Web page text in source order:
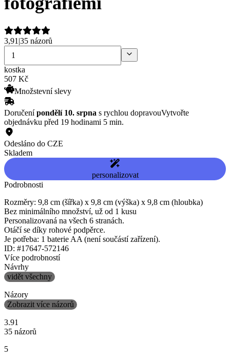
3,91 |35 názorů
kostka
507 Kč
Množstevní slevy
Doručenípondělí 10. srpna s rychlou dopravouVytvořte
objednávku před 19 hodinami 5 min.
Odesláno do CZE
Skladem
personalizovat
Podrobnosti
Rozměry: 9,8 cm (šířka) x 9,8 cm (výška) x 9,8 cm (hloubka)
Bez minimálního množství, už od 1 kusu
Personalizovaná na všech 6 stranách.
Otáčí se díky rohové podpěrce.
Je potřeba: 1 baterie AA (není součástí zařízení).
ID: #17647-572146
Více podrobností
Návrhy
vidět všechny
Názory
Zobrazit více názorů
3.91
35 názorů
5